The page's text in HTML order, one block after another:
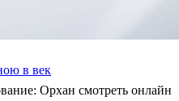
в век
Орхан смотреть онлайн